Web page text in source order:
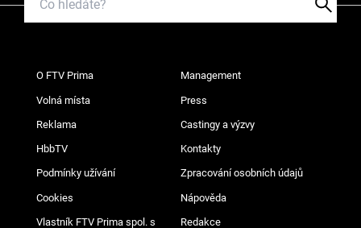
O FTV Prima Management
Volná místa Press
Reklama Castingy a výzvy
HbbTV Kontakty
Podmínky užívání Zpracování osobních údajů
Cookies Nápověda
Vlastník FTV Prima spol. s Redakce